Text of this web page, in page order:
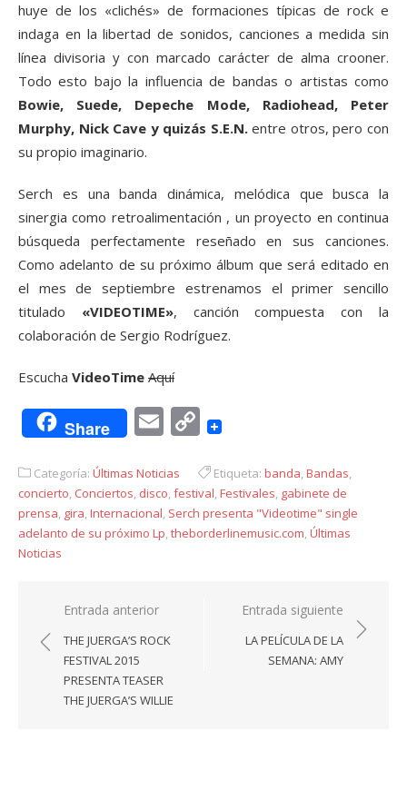
huye de los «clichés» de formaciones típicas de rock e
indaga en la libertad de sonidos, canciones a medida sin
línea divisoria y con marcado carácter de alma crooner.
Todo esto bajo la influencia de bandas o artistas como
Bowie, Suede, Depeche Mode, Radiohead, Peter
Murphy, Nick Cave y quizás S.E.N.entre otros, pero con
su propio imaginario.
Serch es una banda dinámica, melódica que busca la
sinergia como retroalimentación , un proyecto en continua
búsqueda perfectamente reseñado en sus canciones.
Como adelanto de su próximo álbum que será editado en
el mes de septiembre estrenamos el primer sencillo
titulado «VIDEOTIME», canción compuesta con la
colaboración de Sergio Rodríguez.
Escucha VideoTime Aquí
Share EmailCopy
Categoría: Últimas Noticias Etiqueta: banda,Bandas,
concierto, Conciertos, disco,festival,Festivales, gabinete de
prensa, gira,Internacional, Serch presenta "Videotime" single
adelanto de su próximo Lp,theborderlinemusic.com,Últimas
Noticias
Navegación
de
entradas
Entrada anterior
THE JUERGA’S ROCK
FESTIVAL 2015
PRESENTA TEASER
THE JUERGA’S WILLIE
Entrada siguiente
LA PELÍCULA DE LA
SEMANA: AMY